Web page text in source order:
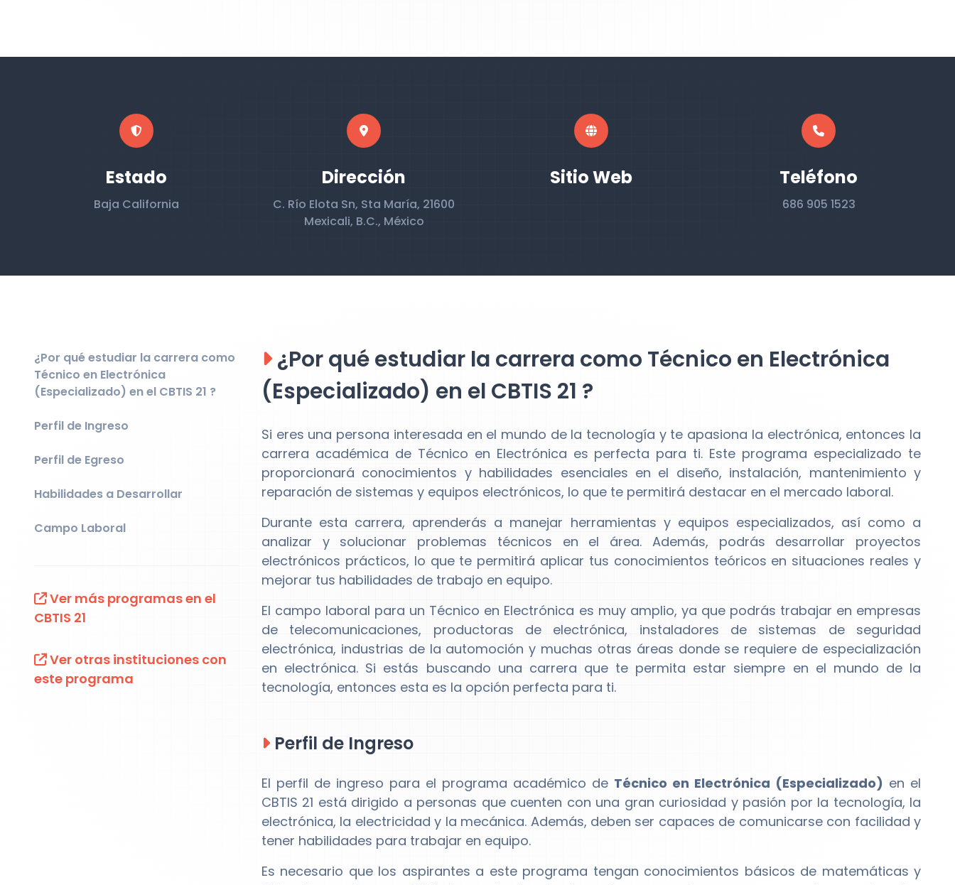
Estado
Baja California
Dirección
C. Río Elota Sn, Sta María, 21600
Mexicali, B.C., México
Sitio Web Teléfono
686 905 1523
¿Por qué estudiar la carrera como
Técnico en Electrónica
(Especializado) en el CBTIS 21 ?
Perfil de Ingreso
Perfil de Egreso
Habilidades a Desarrollar
Campo Laboral
Ver más programas en el
CBTIS 21
Ver otras instituciones con
este programa
¿Por qué estudiar la carrera como Técnico en Electrónica
(Especializado) en el CBTIS 21 ?
Si eres una persona interesada en el mundo de la tecnología y te apasiona la electrónica, entonces la
carrera académica de Técnico en Electrónica es perfecta para ti. Este programa especializado te
proporcionará conocimientos y habilidades esenciales en el diseño, instalación, mantenimiento y
reparación de sistemas y equipos electrónicos, lo que te permitirá destacar en el mercado laboral.
Durante esta carrera, aprenderás a manejar herramientas y equipos especializados, así como a
analizar y solucionar problemas técnicos en el área. Además, podrás desarrollar proyectos
electrónicos prácticos, lo que te permitirá aplicar tus conocimientos teóricos en situaciones reales y
mejorar tus habilidades de trabajo en equipo.
El campo laboral para un Técnico en Electrónica es muy amplio, ya que podrás trabajar en empresas
de telecomunicaciones, productoras de electrónica, instaladores de sistemas de seguridad
electrónica, industrias de la automoción y muchas otras áreas donde se requiere de especialización
en electrónica. Si estás buscando una carrera que te permita estar siempre en el mundo de la
tecnología, entonces esta es la opción perfecta para ti.
Perfil de Ingreso
El perfil de ingreso para el programa académico de Técnico en Electrónica (Especializado) en el
CBTIS 21 está dirigido a personas que cuenten con una gran curiosidad y pasión por la tecnología, la
electrónica, la electricidad y la mecánica. Además, deben ser capaces de comunicarse con facilidad y
tener habilidades para trabajar en equipo.
Es necesario que los aspirantes a este programa tengan conocimientos básicos de matemáticas y